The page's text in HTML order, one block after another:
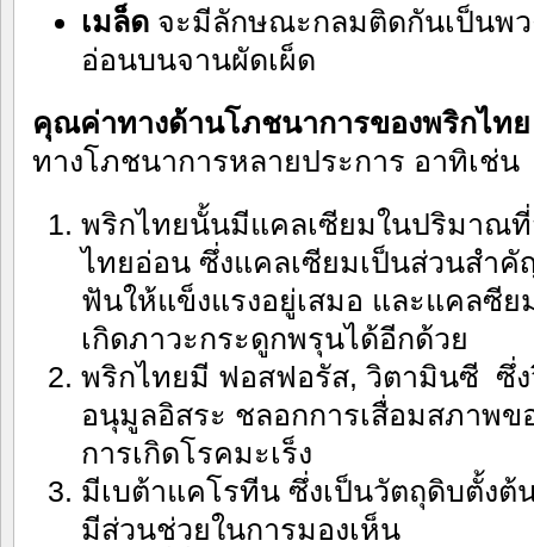
เมล็ด จะมีลักษณะกลมติดกันเป็นพว
อ่อนบนจานผัดเผ็ด
คุณค่าทางด้านโภชนาการของพริกไ
ทางโภชนาการหลายประการ อาทิเช่น
พริกไทยนั้นมีแคลเซียมในปริมาณที่
ไทยอ่อน ซึ่งแคลเซียมเป็นส่วนสำคั
ฟันให้แข็งแรงอยู่เสมอ และแคลซีย
เกิดภาวะกระดูกพรุนได้อีกด้วย
พริกไทยมี ฟอสฟอรัส, วิตามินซี ซึ่
อนุมูลอิสระ ชลอกการเสื่อมสภาพข
การเกิดโรคมะเร็ง
มีเบต้าแคโรทีน ซึ่งเป็นวัตถุดิบตั้งต้
มีส่วนช่วยในการมองเห็น